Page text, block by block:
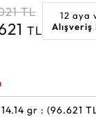
Elmas Bilezikler
Altın Tesbihler
Altın Hasır
Violet
TL
TL
12 aya
gr : (96.621